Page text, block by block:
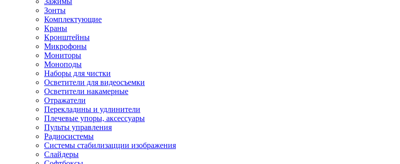
Зонты
Комплектующие
Краны
Кронштейны
Микрофоны
Мониторы
Моноподы
Наборы для чистки
Осветители для видеосъемки
Осветители накамерные
Отражатели
Перекладины и удлинители
Плечевые упоры, аксессуары
Пульты управления
Радиосистемы
Системы стабилизацции изображения
Слайдеры